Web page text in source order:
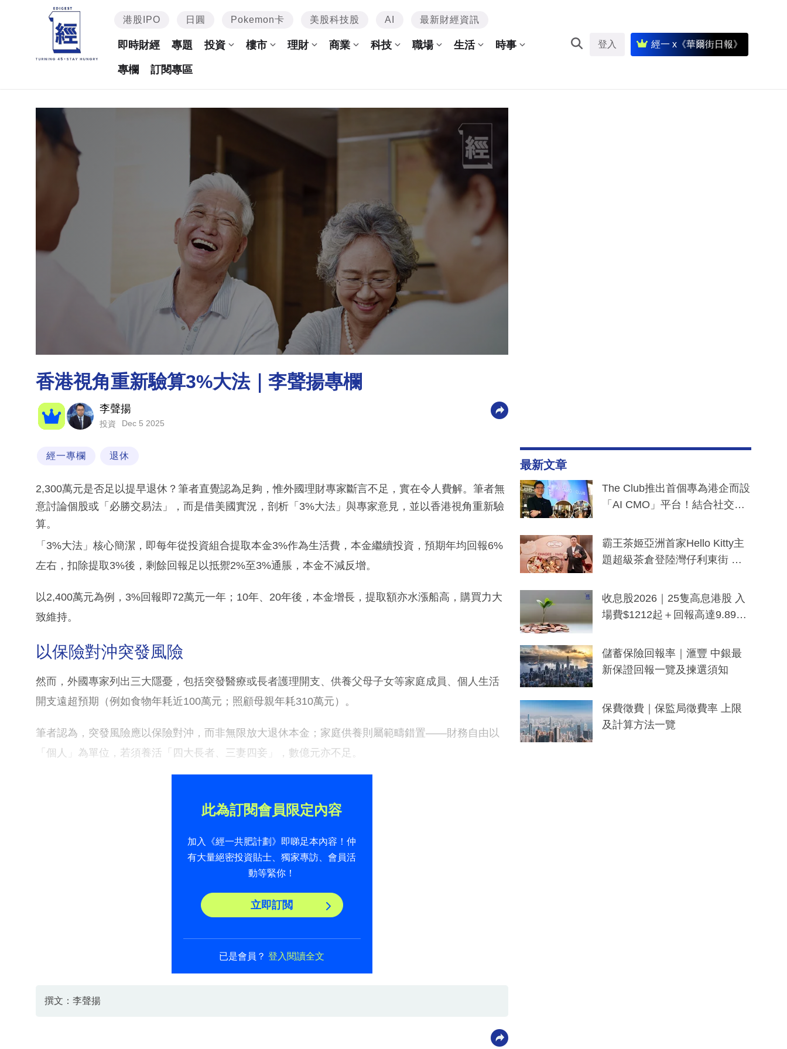
港股IPO 日圓 Pokemon卡 美股科技股 AI 最新財經資訊
即時財經 專題 投資 樓市 理財 商業 科技 職場 生活 時事
專欄 訂閱專區
登入 經一 x《華爾街日報》
香港視角重新驗算3%大法｜李聲揚專欄
李聲揚
投資 Dec 5 2025
經一專欄 退休
2,300萬元是否足以提早退休？筆者直覺認為足夠，惟外國理財專家斷言不足，實在令人費解。筆者無
意討論個股或「必勝交易法」，而是借美國實況，剖析「3%大法」與專家意見，並以香港視角重新驗
算。
「3%大法」核心簡潔，即每年從投資組合提取本金3%作為生活費，本金繼續投資，預期年均回報6%
左右，扣除提取3%後，剩餘回報足以抵禦2%至3%通脹，本金不減反增。
以2,400萬元為例，3%回報即72萬元一年；10年、20年後，本金增長，提取額亦水漲船高，購買力大
致維持。
以保險對沖突發風險
然而，外國專家列出三大隱憂，包括突發醫療或長者護理開支、供養父母子女等家庭成員、個人生活
開支遠超預期（例如食物年耗近100萬元；照顧母親年耗310萬元）。
筆者認為，突發風險應以保險對沖，而非無限放大退休本金；家庭供養則屬範疇錯置——財務自由以
「個人」為單位，若須養活「四大長者、三妻四妾」，數億元亦不足。
此為訂閱會員限定內容
加入《經一共肥計劃》即睇足本內容！仲
有大量絕密投資貼士、獨家專訪、會員活
動等緊你！
立即訂閲
已是會員？登入閱讀全文
撰文：李聲揚
最新文章
The Club推出首個專為港企而設
「AI CMO」平台！結合社交聆
分鐘生成「貼地」宣傳短片
霸王茶姬亞洲首家Hello Kitty主
題超級茶倉登陸灣仔利東街 推
y及香港限定特調系列
收息股2026｜25隻高息港股 入
場費$1212起＋回報高達9.89
儲蓄保險回報率｜滙豐 中銀最
新保證回報一覽及揀選須知
保費徵費｜保監局徵費率 上限
及計算方法一覽